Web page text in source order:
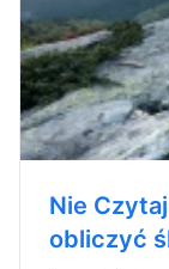
Nie
obliczyć